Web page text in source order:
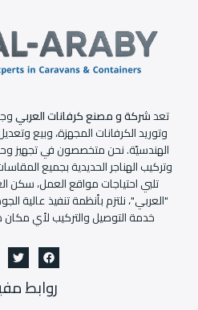
تعدشركة و مصنع كرفانات العربي
وتوريد الكرفانات المجهزة، وبيع
الهندسيّة. نحن متخصصون في تجهيز
وتركيب الهناجر الحديدية بجميع
تلبي احتياجات مواقع العمل، سكن
"العربي"، نلتزم بأنظمة تنفيذ عالية
خدمة التوصيل والتركيب لأي مكان
روابط